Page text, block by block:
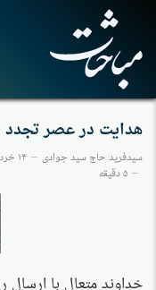
هدایت در عصر تجدد
سیدفرید حاج سید جوادی ۱۴ خرداد ۱۳۹۷
۵ دقیقه
خداوند متعال با ارسال